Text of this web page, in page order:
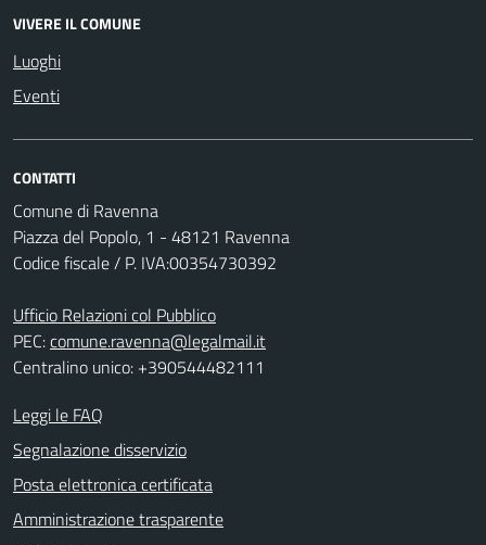
VIVERE IL COMUNE
Luoghi
Eventi
CONTATTI
Comune di Ravenna
Piazza del Popolo, 1 - 48121 Ravenna
Codice fiscale / P. IVA:00354730392
Ufficio Relazioni col Pubblico
PEC:comune.ravenna@legalmail.it
Centralino unico: +390544482111
Leggi le FAQ
Segnalazione disservizio
Posta elettronica certificata
Amministrazione trasparente